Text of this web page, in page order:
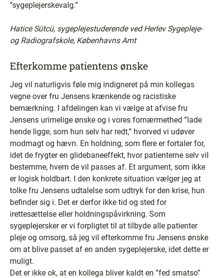
”sygeplejerskevalg.”
Hatice Sütcü, sygeplejestuderende ved Herlev Sygepleje-
og Radiografskole, Københavns Amt
Efterkomme patientens ønske
Jeg vil naturligvis føle mig indigneret på min kollegas
vegne over fru Jensens krænkende og racistiske
bemærkning. I afdelingen kan vi vælge at afvise fru
Jensens urimelige ønske og i vores fornærmethed ”lade
hende ligge, som hun selv har redt,” hvorved vi udøver
modmagt og hævn. En holdning, som flere er fortaler for,
idet de frygter en glidebaneeffekt, hvor patienterne selv vil
bestemme, hvem de vil passes af. Et argument, som ikke
er logisk holdbart. I den konkrete situation vælger jeg at
tolke fru Jensens udtalelse som udtryk for den krise, hun
befinder sig i. Det er derfor ikke tid og sted for
irettesættelse eller holdningspåvirkning. Som
sygeplejersker er vi forpligtet til at tilbyde alle patienter
pleje og omsorg, så jeg vil efterkomme fru Jensens ønske
om at blive passet af en anden sygeplejerske, idet dette er
muligt.
Det er ikke ok, at en kollega bliver kaldt en ”fed smatso”